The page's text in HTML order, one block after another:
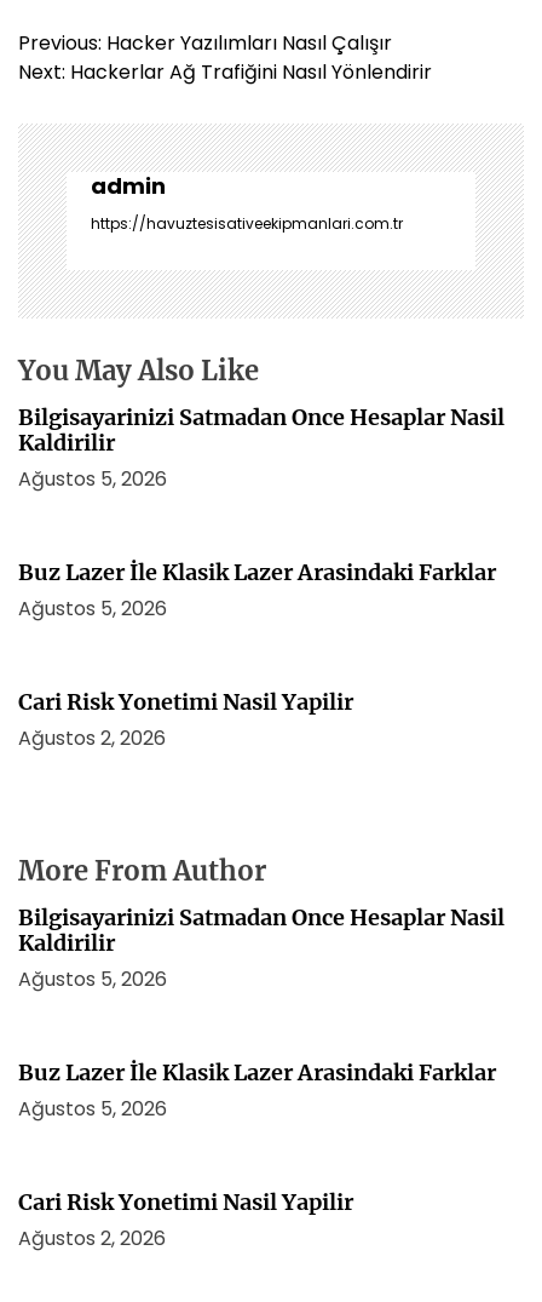
Y
a
ı
g
e
z
i
n
m
s
i
Previous: Hacker Yazılımları Nasıl Çalışır
Next: Hackerlar Ağ Trafiğini Nasıl Yönlendirir
admin
https://havuztesisativeekipmanlari.com.tr
You May Also Like
Bilgisayarinizi Satmadan Once Hesaplar Nasil
Kaldirilir
Ağustos 5, 2026
Buz Lazer İle Klasik Lazer Arasindaki Farklar
Ağustos 5, 2026
Cari Risk Yonetimi Nasil Yapilir
Ağustos 2, 2026
More From Author
Bilgisayarinizi Satmadan Once Hesaplar Nasil
Kaldirilir
Ağustos 5, 2026
Buz Lazer İle Klasik Lazer Arasindaki Farklar
Ağustos 5, 2026
Cari Risk Yonetimi Nasil Yapilir
Ağustos 2, 2026